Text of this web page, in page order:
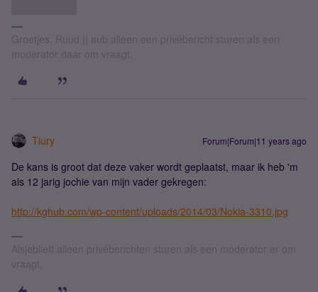
Groetjes, Ruud || aub alleen een privébericht sturen als een
moderator daar om vraagt.
Tiury Forum|Forum|11 years ago
De kans is groot dat deze vaker wordt geplaatst, maar ik heb 'm
als 12 jarig jochie van mijn vader gekregen:
http://kghub.com/wp-content/uploads/2014/03/Nokia-3310.jpg
Alsjeblieft alleen privéberichten sturen als een moderator er om
vraagt.